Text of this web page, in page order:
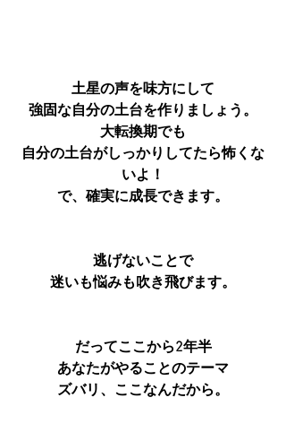
土星の声を味方にして
強固な自分の土台を作りましょう。
大転換期でも
自分の土台がしっかりしてたら怖くな
いよ！
で、確実に成長できます。
逃げないことで
迷いも悩みも吹き飛びます。
だってここから2年半
あなたがやることのテーマ
ズバリ、ここなんだから。